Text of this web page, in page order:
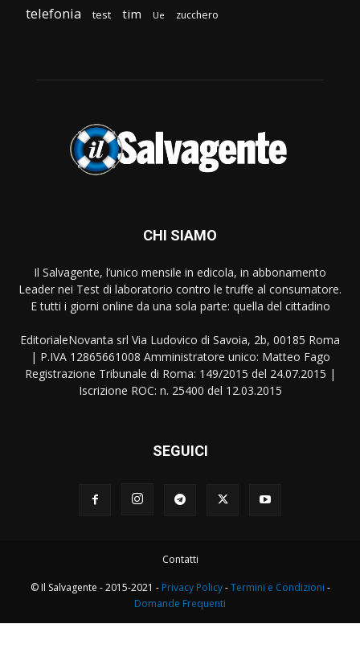
telefonia test tim Ue zucchero
CHI SIAMO
Il Salvagente, l’unico mensile in edicola, in abbonamento
Leader nei Test di laboratorio contro le truffe al consumatore.
E tutti i giorni online da una sola parte: quella del cittadino
EditorialeNovanta srl Via Ludovico di Savoia, 2b, 00185 Roma
| P.IVA 12865661008 Amministratore unico: Matteo Fago
Registrazione Tribunale di Roma: 149/2015 del 24.07.2015 |
Iscrizione ROC: n. 25400 del 12.03.2015
SEGUICI
Contatti
© Il Salvagente - 2015-2021 - Privacy Policy-Termini e Condizioni -
Domande Frequenti